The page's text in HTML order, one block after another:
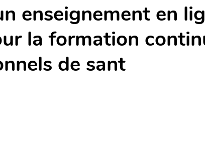
enseignement en
la formation
de sant